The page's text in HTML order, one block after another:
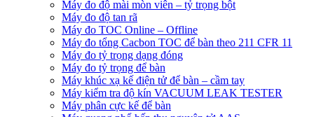
Máy đo độ mài mòn viên – tỷ trọng bột
Máy đo độ tan rã
Máy đo TOC Online – Offline
Máy đo tổng Cacbon TOC để bàn theo 211 CFR 11
Máy đo tỷ trọng dạng đóng
Máy đo tỷ trọng để bàn
Máy khúc xạ kế điện tử để bàn – cầm tay
Máy kiểm tra độ kín VACUUM LEAK TESTER
Máy phân cực kế để bàn